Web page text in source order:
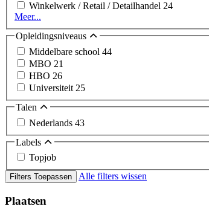
Winkelwerk / Retail / Detailhandel 24
Meer...
Opleidingsniveaus
Middelbare school 44
MBO 21
HBO 26
Universiteit 25
Talen
Nederlands 43
Labels
Topjob
Filters Toepassen Alle filters wissen
Plaatsen